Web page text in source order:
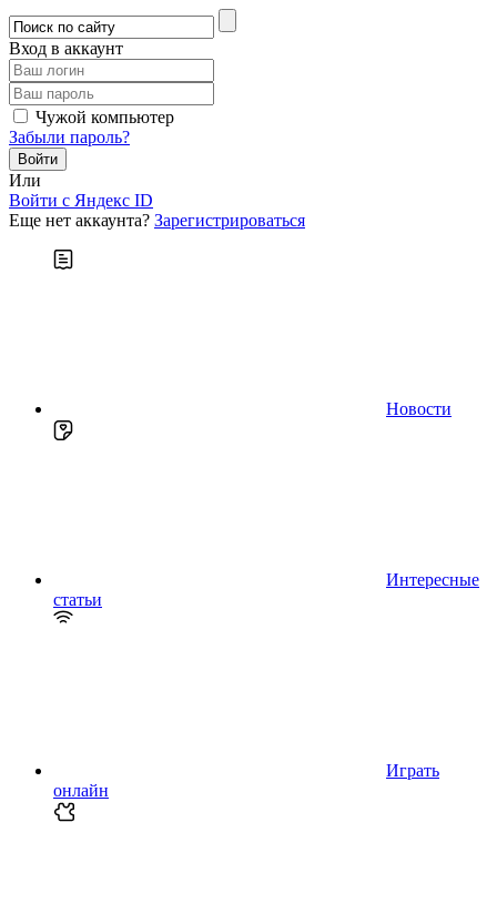
Вход в аккаунт
Чужой компьютер
Забыли пароль?
Или
Войти c Яндекс ID
Еще нет аккаунта? Зарегистрироваться
Новости
Интересные
статьи
Играть
онлайн